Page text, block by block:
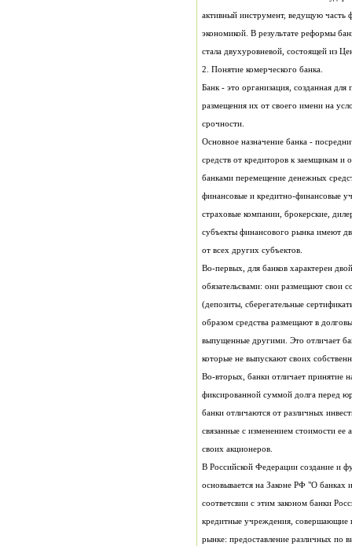
стала двухуровневой, состоящей из
2. Понятие комерческого банка.
срочности.
от всех других субъектов.
которые не выпускают своих
своих акционеров.
В Российской Федерации создание и